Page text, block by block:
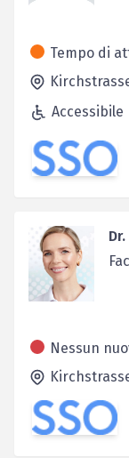
Tempo di
Accessibile
Nessun